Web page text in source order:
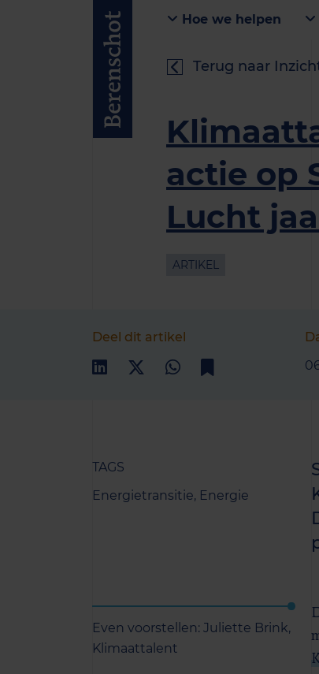
Hoe we helpen
Terug naar
actie op
Lucht
ARTIKEL
Deel dit artikel
TAGS
Energietransitie, Energie
Even voorstellen: Juliette Brink,
Klimaattalent